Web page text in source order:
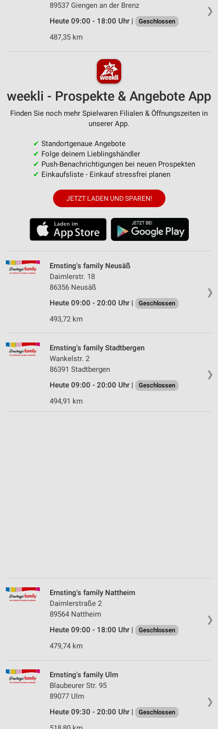
❯
89537 Giengen an der Brenz
Heute 09:00 - 18:00 Uhr |
Geschlossen
487,35 km
weekli - Prospekte & Angebote App
Finden Sie noch mehr Spielwaren Filialen & Öffnungszeiten in
unserer App.
✔ Standortgenaue Angebote
✔ Folge deinem Lieblingshändler
✔ Push-Benachrichtigungen bei neuen Prospekten
✔ Einkaufsliste - Einkauf stressfrei planen
JETZT LADEN UND SPAREN!
❯
Ernsting's family Neusäß
Daimlerstr. 18
86356 Neusäß
Heute 09:00 - 20:00 Uhr |
Geschlossen
493,72 km
❯
Ernsting's family Stadtbergen
Wankelstr. 2
86391 Stadtbergen
Heute 09:00 - 20:00 Uhr |
Geschlossen
494,91 km
❯
Ernsting's family Nattheim
Daimlerstraße 2
89564 Nattheim
Heute 09:00 - 18:00 Uhr |
Geschlossen
479,74 km
❯
Ernsting's family Ulm
Blaubeurer Str. 95
89077 Ulm
Heute 09:30 - 20:00 Uhr |
Geschlossen